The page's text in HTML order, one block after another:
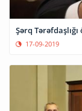
Şərq
17-09-2019